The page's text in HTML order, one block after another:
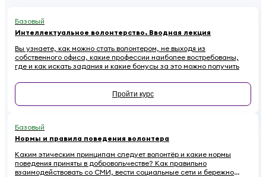
Базовый
Интеллектуальное волонтерство. Вводная лекция
Вы узнаете, как можно стать волонтером, не выходя из
собственного офиса, какие профессии наиболее востребованы,
где и как искать задания и какие бонусы за это можно получить
Пройти курс
Базовый
Нормы и правила поведения волонтера
Каким этическим принципам следует волонтёр и какие нормы
поведения приняты в добровольчестве? Как правильно
взаимодействовать со СМИ, вести социальные сети и бережно